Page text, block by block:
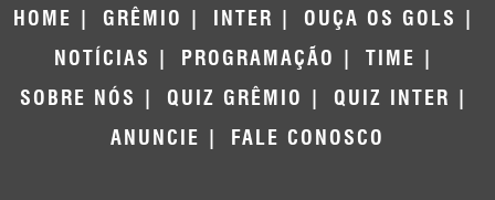
HOME GRÊMIO INTER
OUÇA OS GOLS
NOTÍCIAS
PROGRAMAÇÃO
TIME
SOBRE NÓS
QUIZ GRÊMIO
QUIZ INTER
ANUNCIE
FALE CONOSCO